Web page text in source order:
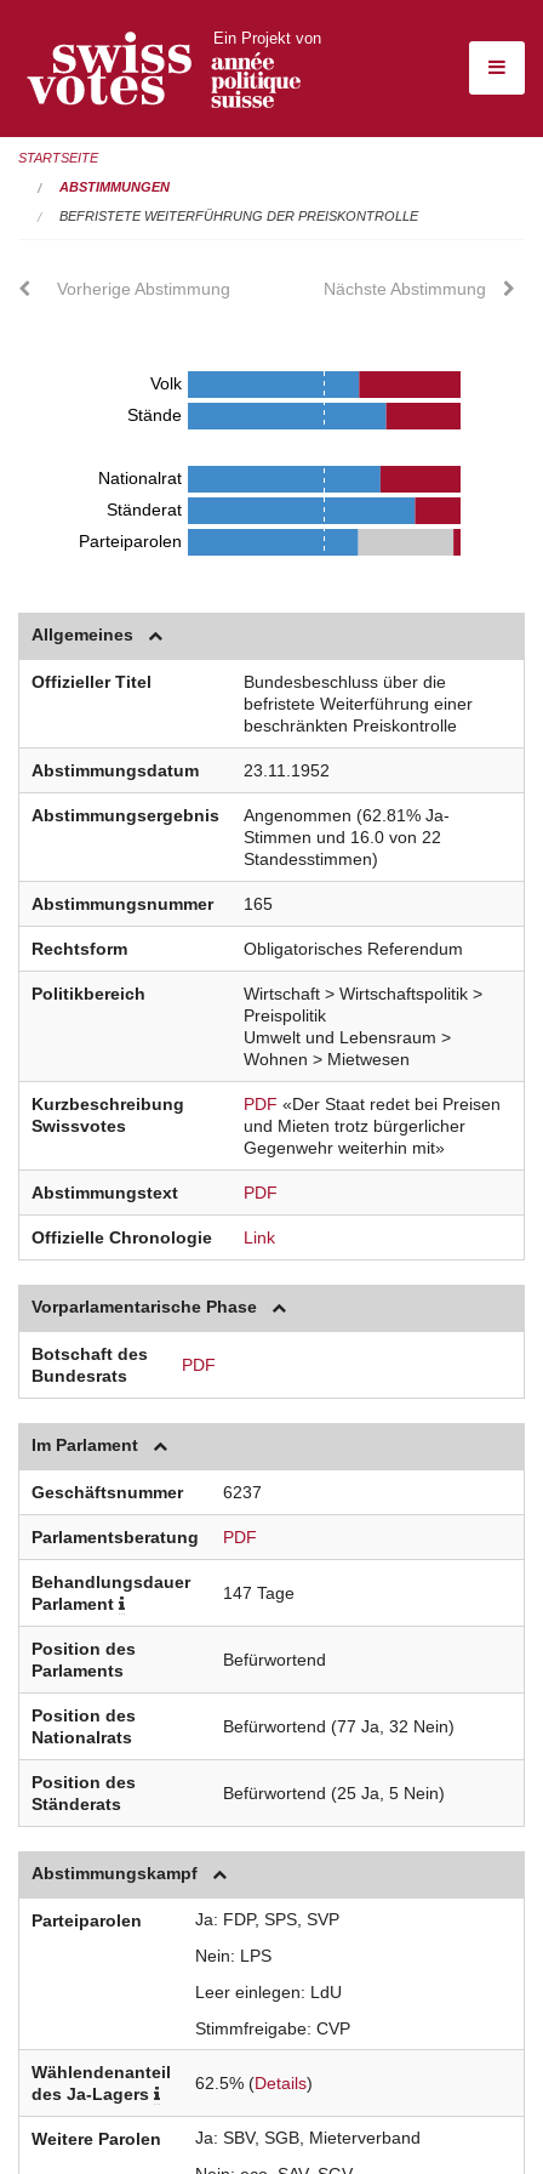
Ein Projekt von
STARTSEITE
ABSTIMMUNGEN
BEFRISTETE WEITERFÜHRUNG DER PREISKONTROLLE
Vorherige Abstimmung Nächste Abstimmung
Volk
Stände
Nationalrat
Ständerat
Parteiparolen
Allgemeines
Offizieller Titel
Bundesbeschluss über die
befristete Weiterführung einer
beschränkten Preiskontrolle
Abstimmungsdatum 23.11.1952
Abstimmungsergebnis
Angenommen (62.81% Ja-
Stimmen und 16.0 von 22
Standesstimmen)
Abstimmungsnummer 165
Rechtsform Obligatorisches Referendum
Politikbereich
Wirtschaft > Wirtschaftspolitik >
Preispolitik
Umwelt und Lebensraum >
Wohnen > Mietwesen
Kurzbeschreibung
Swissvotes
PDF «Der Staat redet bei Preisen
und Mieten trotz bürgerlicher
Gegenwehr weiterhin mit»
Abstimmungstext PDF
Offizielle Chronologie Link
Vorparlamentarische Phase
Botschaft des
Bundesrats
PDF
Im Parlament
Geschäftsnummer 6237
Parlamentsberatung PDF
Behandlungsdauer
Parlament
147 Tage
Position des
Parlaments
Befürwortend
Position des
Nationalrats
Befürwortend (77 Ja, 32 Nein)
Position des
Ständerats
Befürwortend (25 Ja, 5 Nein)
Abstimmungskampf
Parteiparolen Ja FDP SPS SVP
Nein
LPS
Leer einlegen
LdU
Stimmfreigabe CVP
Wählendenanteil
des Ja-Lagers
62.5% (Details)
Weitere Parolen Ja SBV SGB Mieterverband